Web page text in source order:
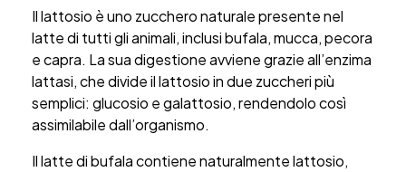
Il lattosio è uno zucchero naturale presente nel
latte di tutti gli animali, inclusi bufala, mucca, pecora
e capra. La sua digestione avviene grazie all’enzima
lattasi, che divide il lattosio in due zuccheri più
semplici: glucosio e galattosio, rendendolo così
assimilabile dall’organismo.
Il latte di bufala contiene naturalmente lattosio,